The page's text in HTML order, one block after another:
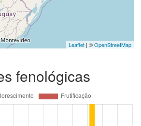
Leaflet | ©OpenStreetMap
fenológicas